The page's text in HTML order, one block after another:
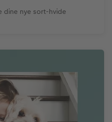
dine nye sort-hvide